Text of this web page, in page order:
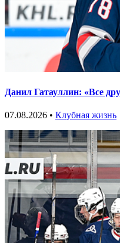
Данил Гатауллин: «Все
07.08.2026 • Клубная жизнь